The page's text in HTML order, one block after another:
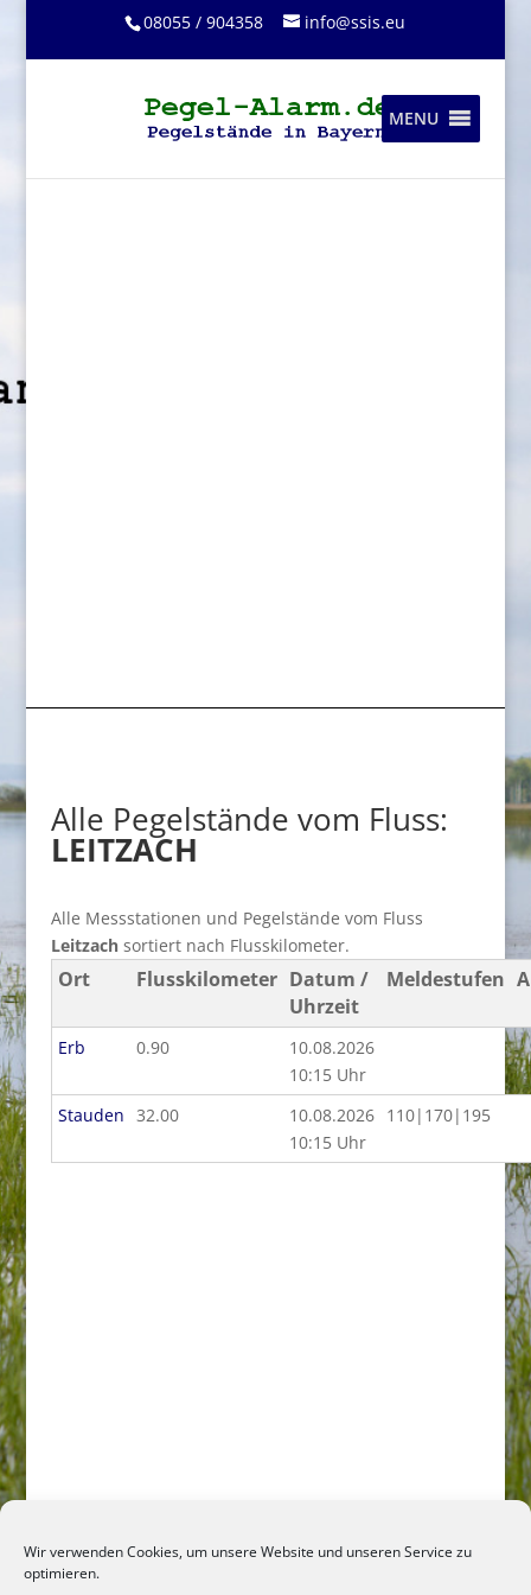
Wir verwenden Cookies, um unsere Website und unseren Service zu
optimieren.
08055 / 904358 info@ssis.eu
MENU
Alle Pegelstände vom Fluss:
LEITZACH
Alle Messstationen und Pegelstände vom Fluss
Leitzachsortiert nach Flusskilometer.
Ort Flusskilometer Datum /
Uhrzeit
Meldestufen
Erb 0.90
10.08.2026
10:15 Uhr
Stauden 32.00
10.08.2026
10:15 Uhr
110|170|195